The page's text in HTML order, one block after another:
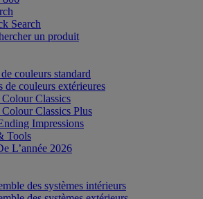
Search
un produit
couleurs standard
de couleurs extérieures
Classics
Classics Plus
Impressions
Tools
L’année 2026
des systèmes intérieurs